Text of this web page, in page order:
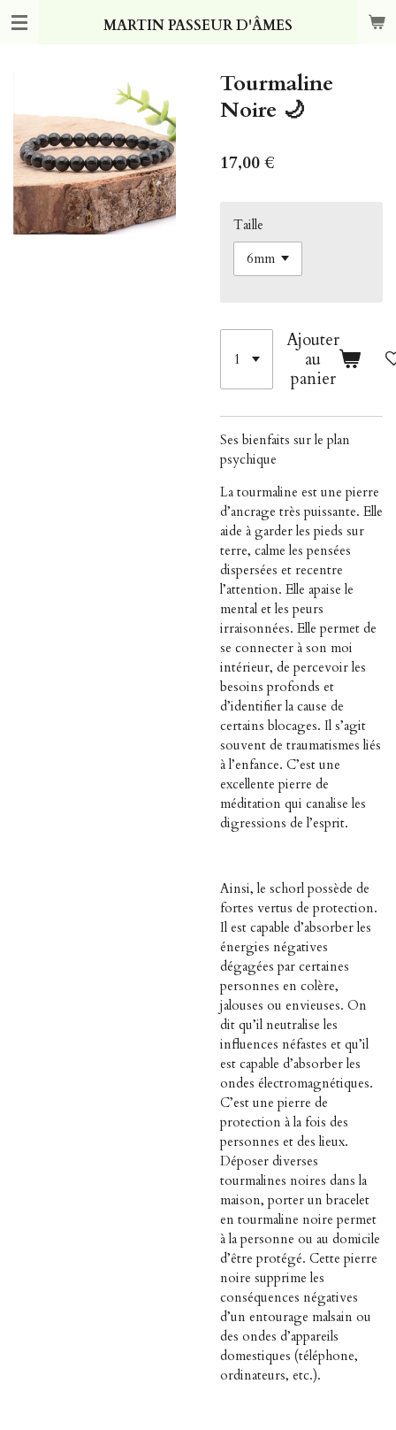
Passer
MARTIN PASSEUR D'ÂMES
Tourmaline
Noire 🌙
17,00 €
Taille
Ajouter
au
panier
Ses bienfaits sur le plan
psychique
La tourmaline est une pierre
d’ancrage très puissante. Elle
aide à garder les pieds sur
terre, calme les pensées
dispersées et recentre
l’attention. Elle apaise le
mental et les peurs
irraisonnées. Elle permet de
se connecter à son moi
intérieur, de percevoir les
besoins profonds et
d’identifier la cause de
certains blocages. Il s’agit
souvent de traumatismes liés
à l’enfance. C’est une
excellente pierre de
méditation qui canalise les
digressions de l’esprit.
Ainsi, le schorl possède de
fortes vertus de protection.
Il est capable d’absorber les
énergies négatives
dégagées par certaines
personnes en colère,
jalouses ou envieuses. On
dit qu’il neutralise les
influences néfastes et qu’il
est capable d’absorber les
ondes électromagnétiques.
C’est une pierre de
protection à la fois des
personnes et des lieux.
Déposer diverses
tourmalines noires dans la
maison, porter un bracelet
en tourmaline noire permet
à la personne ou au domicile
d’être protégé. Cette pierre
noire supprime les
conséquences négatives
d’un entourage malsain ou
des ondes d’appareils
domestiques (téléphone,
ordinateurs, etc.).